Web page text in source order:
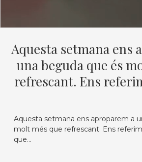
Aquesta setmana ens
una beguda que és
refrescant. Ens
Aquesta setmana ens aproparem a
molt més que refrescant. Ens
que...